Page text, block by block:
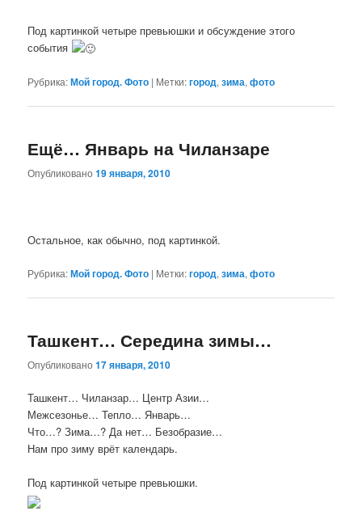
Под картинкой четыре превьюшки и обсуждение этого
события
Рубрика:Мой город. Фото | Метки:город,зима,фото
Ещё… Январь на Чиланзаре
Опубликовано19 января, 2010
Остальное, как обычно, под картинкой.
Рубрика:Мой город. Фото | Метки:город,зима,фото
Ташкент… Середина зимы…
Опубликовано17 января, 2010
Ташкент… Чиланзар… Центр Азии…
Межсезонье… Тепло… Январь…
Что…? Зима…? Да нет… Безобразие…
Нам про зиму врёт календарь.
Под картинкой четыре превьюшки.